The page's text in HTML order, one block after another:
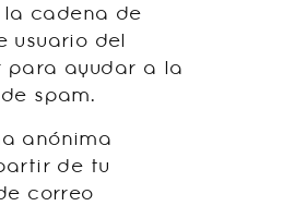
cadena de
usuario del
para ayudar a la
spam.
anónima
de tu
correo